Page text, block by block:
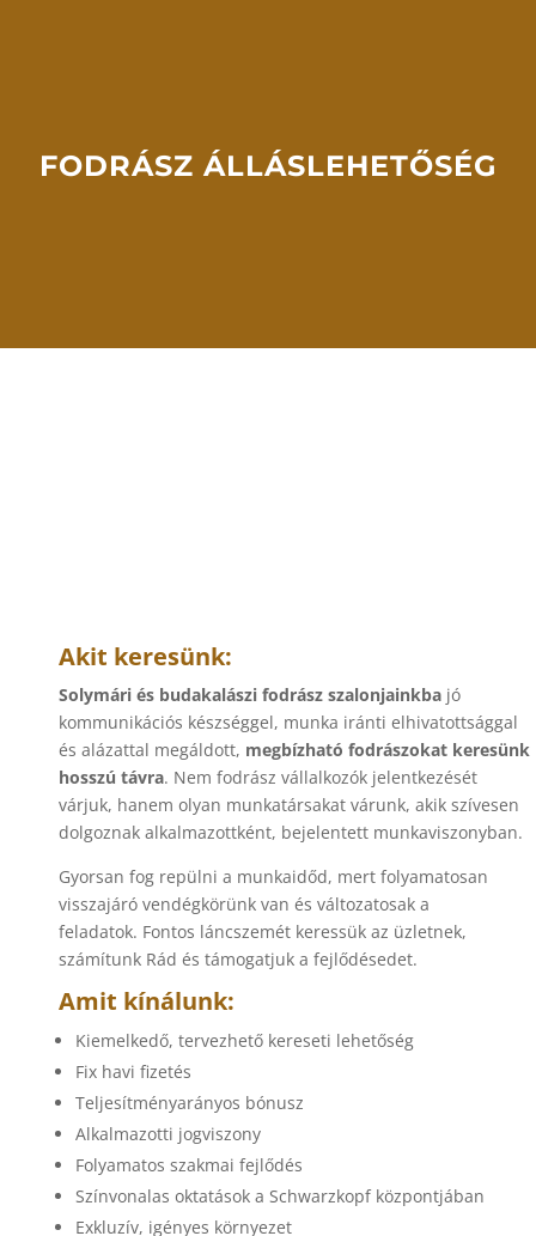
FODRÁSZ ÁLLÁSLEHETŐSÉG
Akit keresünk:
Solymári és budakalászi fodrász szalonjainkba jó
kommunikációs készséggel, munka iránti elhivatottsággal
és alázattal megáldott, megbízható fodrászokat keresünk
hosszú távra. Nem fodrász vállalkozók jelentkezését
várjuk, hanem olyan munkatársakat várunk, akik szívesen
dolgoznak alkalmazottként, bejelentett munkaviszonyban.
Gyorsan fog repülni a munkaidőd, mert folyamatosan
visszajáró vendégkörünk van és változatosak a
feladatok. Fontos láncszemét keressük az üzletnek,
számítunk Rád és támogatjuk a fejlődésedet.
Amit kínálunk:
Kiemelkedő, tervezhető kereseti lehetőség
Fix havi fizetés
Teljesítményarányos bónusz
Alkalmazotti jogviszony
Folyamatos szakmai fejlődés
Színvonalas oktatások a Schwarzkopf központjában
Exkluzív, igényes környezet